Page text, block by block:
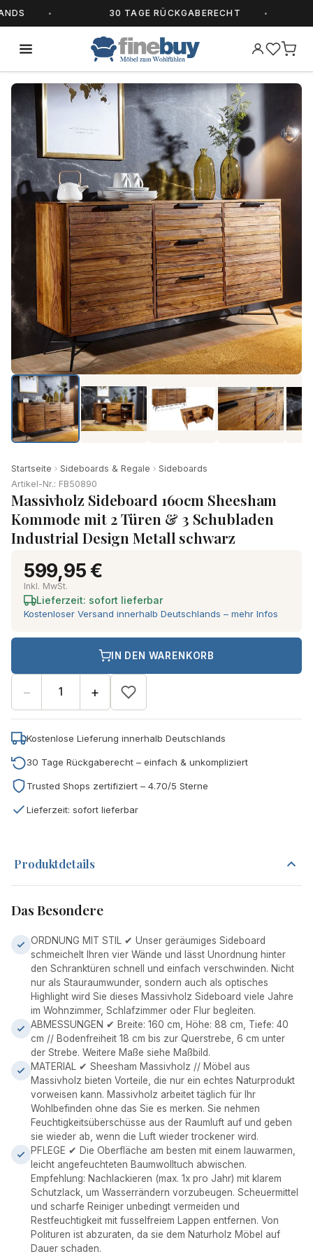
30 TAGE RÜCKGABERECHT
Startseite Sideboards & Regale
Sideboards
Artikel-Nr.: FB50890
Massivholz Sideboard 160cm Sheesham
Kommode mit 2 Türen & 3 Schubladen
Industrial Design Metall schwarz
599,95 €
Inkl. MwSt.
Lieferzeit: sofort lieferbar
Kostenloser Versand innerhalb Deutschlands – mehr Infos
− +
IN DEN WARENKORB
Kostenlose Lieferung innerhalb Deutschlands
30 Tage Rückgaberecht – einfach & unkompliziert
Trusted Shops zertifiziert – 4.70/5 Sterne
Lieferzeit: sofort lieferbar
Produktdetails
Das Besondere
ORDNUNG MIT STIL ✔ Unser geräumiges Sideboard
schmeichelt Ihren vier Wände und lässt Unordnung hinter
den Schranktüren schnell und einfach verschwinden. Nicht
nur als Stauraumwunder, sondern auch als optisches
Highlight wird Sie dieses Massivholz Sideboard viele Jahre
im Wohnzimmer, Schlafzimmer oder Flur begleiten.
ABMESSUNGEN ✔ Breite: 160 cm, Höhe: 88 cm, Tiefe: 40
cm // Bodenfreiheit 18 cm bis zur Querstrebe, 6 cm unter
der Strebe. Weitere Maße siehe Maßbild.
MATERIAL ✔ Sheesham Massivholz // Möbel aus
Massivholz bieten Vorteile, die nur ein echtes Naturprodukt
vorweisen kann. Massivholz arbeitet täglich für Ihr
Wohlbefinden ohne das Sie es merken. Sie nehmen
Feuchtigkeitsüberschüsse aus der Raumluft auf und geben
sie wieder ab, wenn die Luft wieder trockener wird.
PFLEGE ✔ Die Oberfläche am besten mit einem lauwarmen,
leicht angefeuchteten Baumwolltuch abwischen.
Empfehlung: Nachlackieren (max. 1x pro Jahr) mit klarem
Schutzlack, um Wasserrändern vorzubeugen. Scheuermittel
und scharfe Reiniger unbedingt vermeiden und
Restfeuchtigkeit mit fusselfreiem Lappen entfernen. Von
Polituren ist abzuraten, da sie dem Naturholz Möbel auf
Dauer schaden.